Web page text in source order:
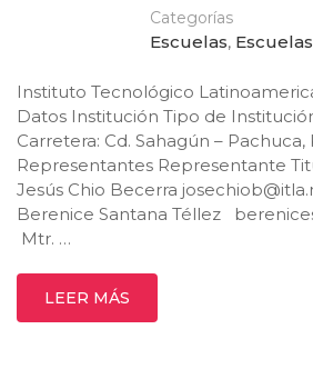
Categorías
Escuelas,
Instituto Tecnológico
Datos Institución Tipo de
Carretera: Cd. Sahagún – Pachuca,
Representantes Representante
Jesús Chio Becerra
Berenice Santana Téllez
Mtr. …
LEER MÁS